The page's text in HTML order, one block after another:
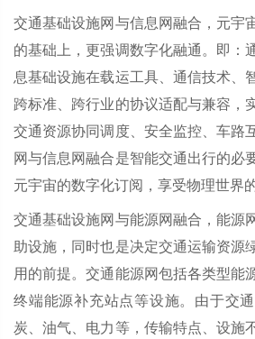
交通基础设施网与信息网融合，元宇
的基础上，更强调数字化融通。即：
息基础设施在载运工具、通信技术、
跨标准、跨行业的协议适配与兼容，
交通资源协同调度、安全监控、车路
网与信息网融合是智能交通出行的必
元宇宙的数字化订阅，享受物理世界
交通基础设施网与能源网融合，能源
助设施，同时也是决定交通运输资源
用的前提。交通能源网包括各类型能
终端能源补充站点等设施。由于交
炭、油气、电力等，传输特点、设施